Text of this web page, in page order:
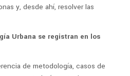
y, desde ahí, resolver las
Urbana se registran en los
de metodología, casos de